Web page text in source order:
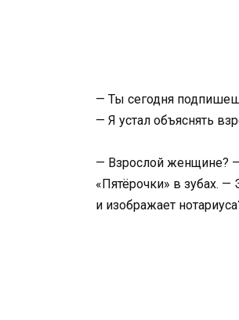
— Ты сегодня
— Я устал объяснять
— Взрослой женщине?
«Пятёрочки» в зубах.
и изображает